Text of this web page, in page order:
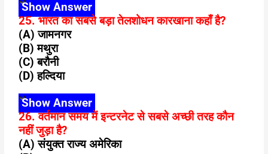
Show Answer
25. भारत का सबसे बड़ा तेलशोधन कारखाना कहाँ है?
(A) जामनगर
(B) मथुरा
(C) बरौनी
(D) हल्दिया
Show Answer
26. वर्तमान समय में इन्टरनेट से सबसे अच्छी तरह कौन
नहीं जुड़ा है?
(A) संयुक्त राज्य अमेरिका